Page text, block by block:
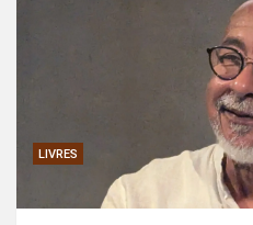
LIVRES